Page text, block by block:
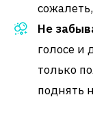
Не
голосе и
только
поднять